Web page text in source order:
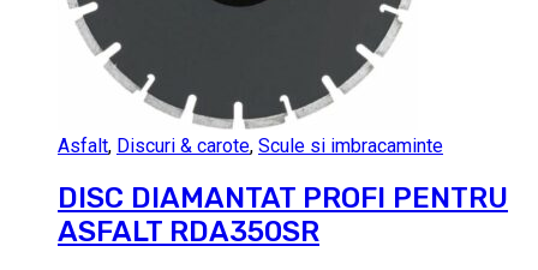
Asfalt, Discuri & carote, Scule si imbracaminte
DISC DIAMANTAT PROFI PENTRU
ASFALT RDA350SR